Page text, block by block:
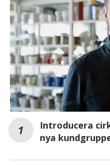
Introducera
nya